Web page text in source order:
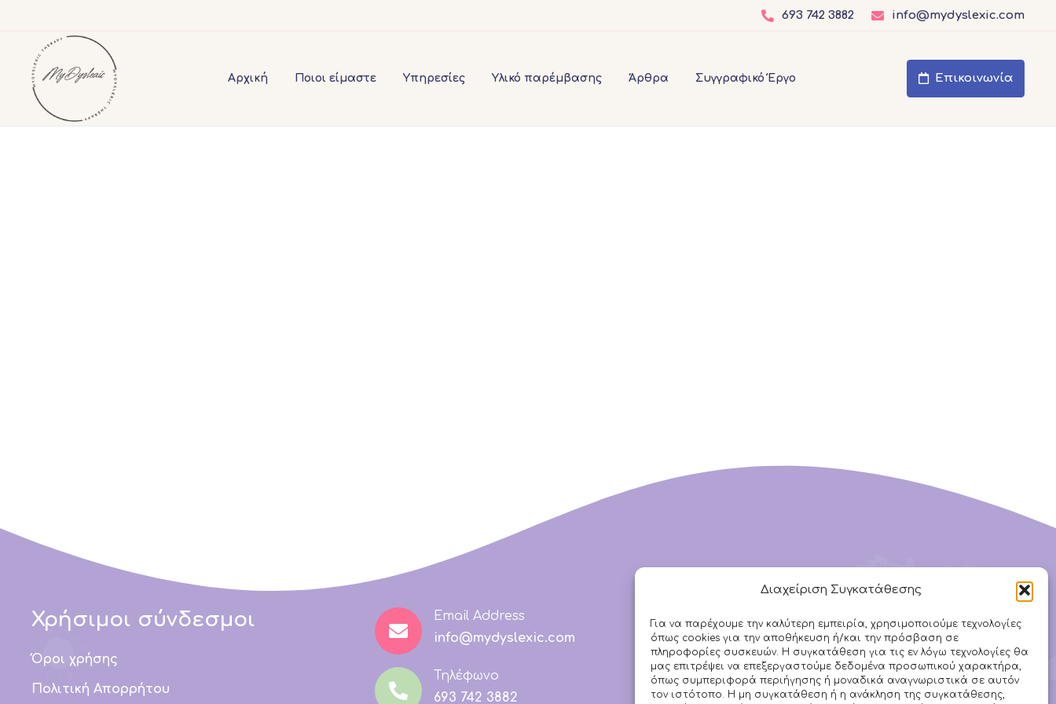
Διαχείριση Συγκατάθεσης
Για να παρέχουμε την καλύτερη εμπειρία, χρησιμοποιούμε τεχνολογίες
όπως cookies για την αποθήκευση ή/και την πρόσβαση σε
πληροφορίες συσκευών. Η συγκατάθεση για τις εν λόγω τεχνολογίες θα
μας επιτρέψει να επεξεργαστούμε δεδομένα προσωπικού χαρακτήρα,
όπως συμπεριφορά περιήγησης ή μοναδικά αναγνωριστικά σε αυτόν
τον ιστότοπο. Η μη συγκατάθεση ή η ανάκληση της συγκατάθεσης,
693 742 3882 info@mydyslexic.com
Αρχική Ποιοι είμαστε Υπηρεσίες Υλικό παρέμβασης Άρθρα Συγγραφικό Έργο Επικοινωνία
Χρήσιμοι σύνδεσμοι
Όροι χρήσης
Πολιτική Απορρήτου
Email Address
info@mydyslexic.com
Τηλέφωνο
693 742 3882
Ακολουθήστε μας στα
Social